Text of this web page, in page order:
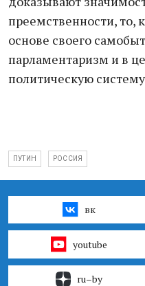
преемственности, то,
основе своего
парламентаризм и в
политическую
ПУТИН РОССИЯ
вк
youtube
ru–by